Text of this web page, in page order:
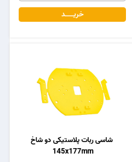
خریـــــــد
شاسی ربات پلاستیکی دو شاخ
145x177mm